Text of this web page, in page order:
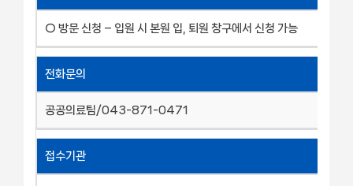
○ 방문 신청 – 입원 시 본원 입, 퇴원 창구에서 신청 가능
전화문의
공공의료팀/043-871-0471
접수기관